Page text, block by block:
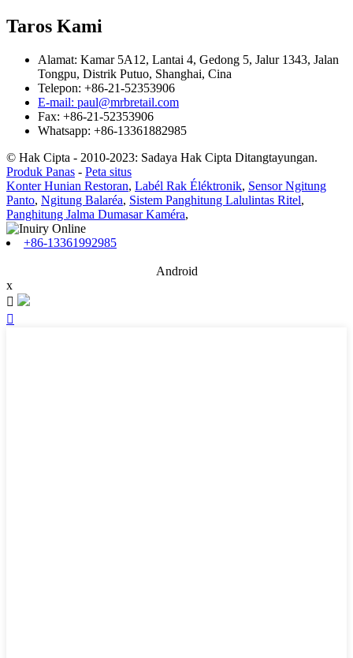
Taros Kami
Alamat: Kamar 5A12, Lantai 4, Gedong 5, Jalur 1343, Jalan
Tongpu, Distrik Putuo, Shanghai, Cina
Telepon: +86-21-52353906
E-mail: paul@mrbretail.com
Fax: +86-21-52353906
Whatsapp: +86-13361882985
© Hak Cipta - 2010-2023: Sadaya Hak Cipta Ditangtayungan.
Produk Panas - Peta situs
Konter Hunian Restoran, Labél Rak Éléktronik, Sensor Ngitung
Panto, Ngitung Balaréa, Sistem Panghitung Lalulintas Ritel,
Panghitung Jalma Dumasar Kaméra,
+86-13361992985
Android
x

